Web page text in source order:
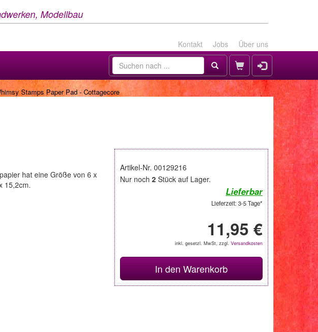
Modellbau
Kontakt Jobs Über uns
Stamps Paper Pad - Cottagecore
Artikel-Nr. 00129216
Nur noch 2 Stück auf Lager.
Lieferbar
Lieferzeit: 3-5 Tage*
11,95 €
inkl. gesetzl. MwSt, zzgl. Versandkosten
In den Warenkorb
hat eine Größe von 6 x
15,2cm.